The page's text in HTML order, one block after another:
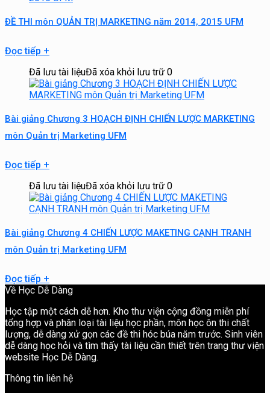
ĐỀ THI môn QUẢN TRỊ MARKETING năm 2014, 2015 UFM
Đọc tiếp +
Đã lưu tài liệuĐã xóa khỏi lưu trữ 0
Bài giảng Chương 3 HOẠCH ĐỊNH CHIẾN LƯỢC MARKETING
môn Quản trị Marketing UFM
Đọc tiếp +
Đã lưu tài liệuĐã xóa khỏi lưu trữ 0
Bài giảng Chương 4 CHIẾN LƯỢC MAKETING CẠNH TRANH
môn Quản trị Marketing UFM
Đọc tiếp +
Về Học Dễ Dàng
Học tập một cách dễ hơn. Kho thư viện cộng đồng miễn phí
tổng hợp và phân loại tài liệu học phần, môn học ôn thi chất
lượng, dễ dàng xử gọn các đề thi hóc búa năm trước. Sinh viên
dễ dàng học hỏi và tìm thấy tài liệu cần thiết trên trang thư viện
website Học Dễ Dàng.
Thông tin liên hệ